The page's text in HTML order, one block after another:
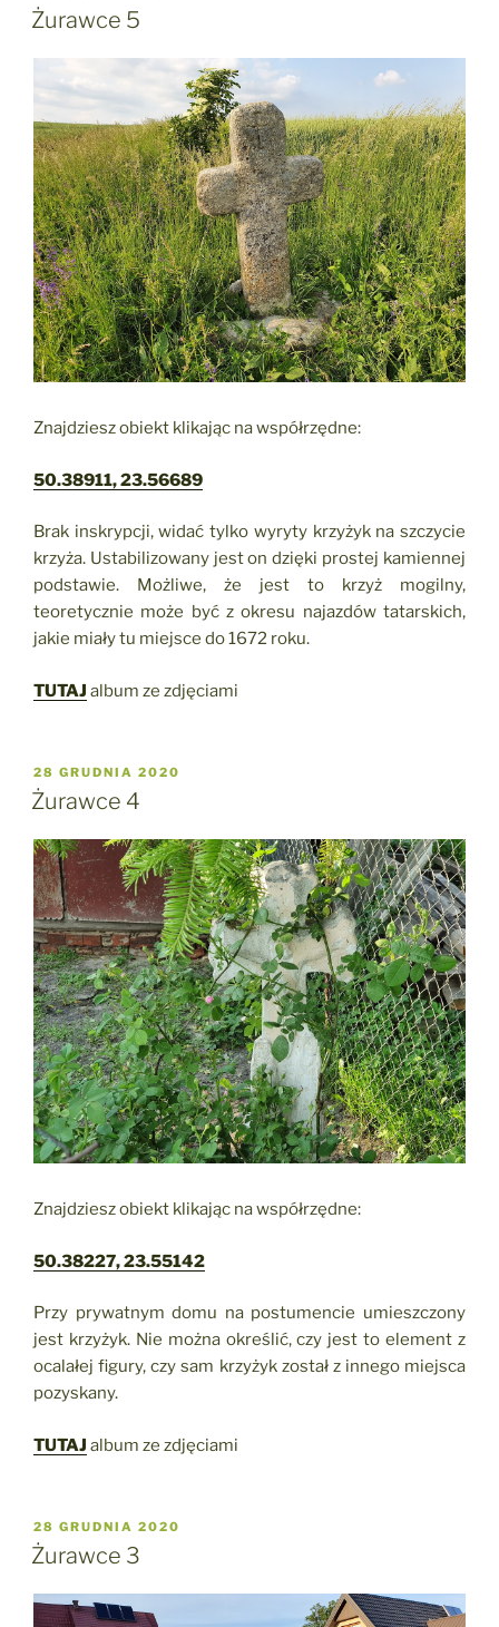
W
Żurawce 5
Znajdziesz obiekt klikając na współrzędne:
50.38911, 23.56689
Brak inskrypcji, widać tylko wyryty krzyżyk na szczycie
krzyża. Ustabilizowany jest on dzięki prostej kamiennej
podstawie. Możliwe, że jest to krzyż mogilny,
teoretycznie może być z okresu najazdów tatarskich,
jakie miały tu miejsce do 1672 roku.
TUTAJ album ze zdjęciami
OPUBLIKOWANE
W
28 GRUDNIA 2020
Żurawce 4
Znajdziesz obiekt klikając na współrzędne:
50.38227, 23.55142
Przy prywatnym domu na postumencie umieszczony
jest krzyżyk. Nie można określić, czy jest to element z
ocalałej figury, czy sam krzyżyk został z innego miejsca
pozyskany.
TUTAJ album ze zdjęciami
OPUBLIKOWANE
W
28 GRUDNIA 2020
Żurawce 3